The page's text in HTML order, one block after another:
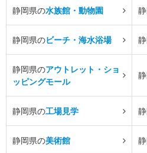
静岡県の水族館・動物園
静岡県のビーチ・海水浴場
静岡県のアウトレット・ショ
ッピングモール
静岡県の工場見学
静岡県の美術館